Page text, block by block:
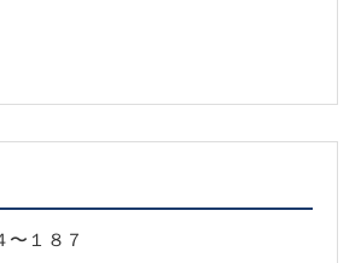
１８７